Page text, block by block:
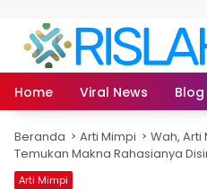
Home Viral News Blog
Beranda Arti Mimpi
Wah,
Temukan Makna Rahasianya
Arti Mimpi